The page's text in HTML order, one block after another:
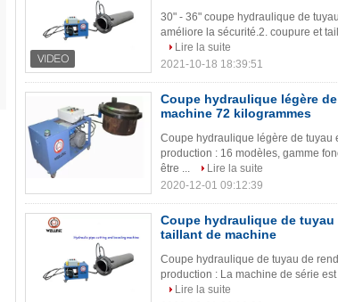
30" - 36" coupe hydraulique de
améliore la sécurité.2. coupure et
Lire la suite
2021-10-18 18:39:51
Coupe hydraulique légère
machine 72 kilogrammes
Coupe hydraulique légère de tuyau
production : 16 modèles, gamme
être ...
Lire la suite
2020-12-01 09:12:39
Coupe hydraulique de
taillant de machine
Coupe hydraulique de tuyau de
production : La machine de série
Lire la suite